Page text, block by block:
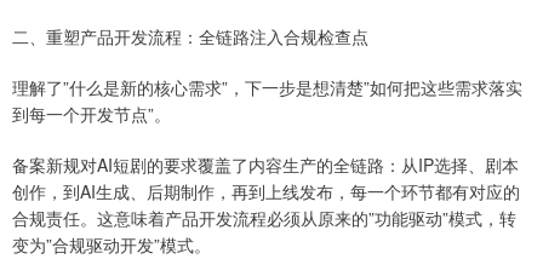
二、重塑产品开发流程：全链路注入合规检查点
理解了”什么是新的核心需求”，下一步是想清楚”如何把这些需求落实
到每一个开发节点”。
备案新规对AI短剧的要求覆盖了内容生产的全链路：从IP选择、剧本
创作，到AI生成、后期制作，再到上线发布，每一个环节都有对应的
合规责任。这意味着产品开发流程必须从原来的”功能驱动”模式，转
变为”合规驱动开发”模式。